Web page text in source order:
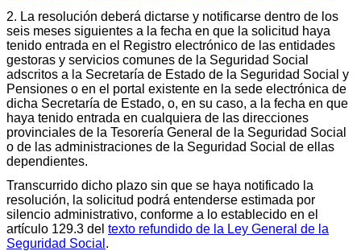
2. La resolución deberá dictarse y notificarse dentro de los
seis meses siguientes a la fecha en que la solicitud haya
tenido entrada en el Registro electrónico de las entidades
gestoras y servicios comunes de la Seguridad Social
adscritos a la Secretaría de Estado de la Seguridad Social y
Pensiones o en el portal existente en la sede electrónica de
dicha Secretaría de Estado, o, en su caso, a la fecha en que
haya tenido entrada en cualquiera de las direcciones
provinciales de la Tesorería General de la Seguridad Social
o de las administraciones de la Seguridad Social de ellas
dependientes.
Transcurrido dicho plazo sin que se haya notificado la
resolución, la solicitud podrá entenderse estimada por
silencio administrativo, conforme a lo establecido en el
artículo 129.3 del texto refundido de la Ley General de la
Seguridad Social .